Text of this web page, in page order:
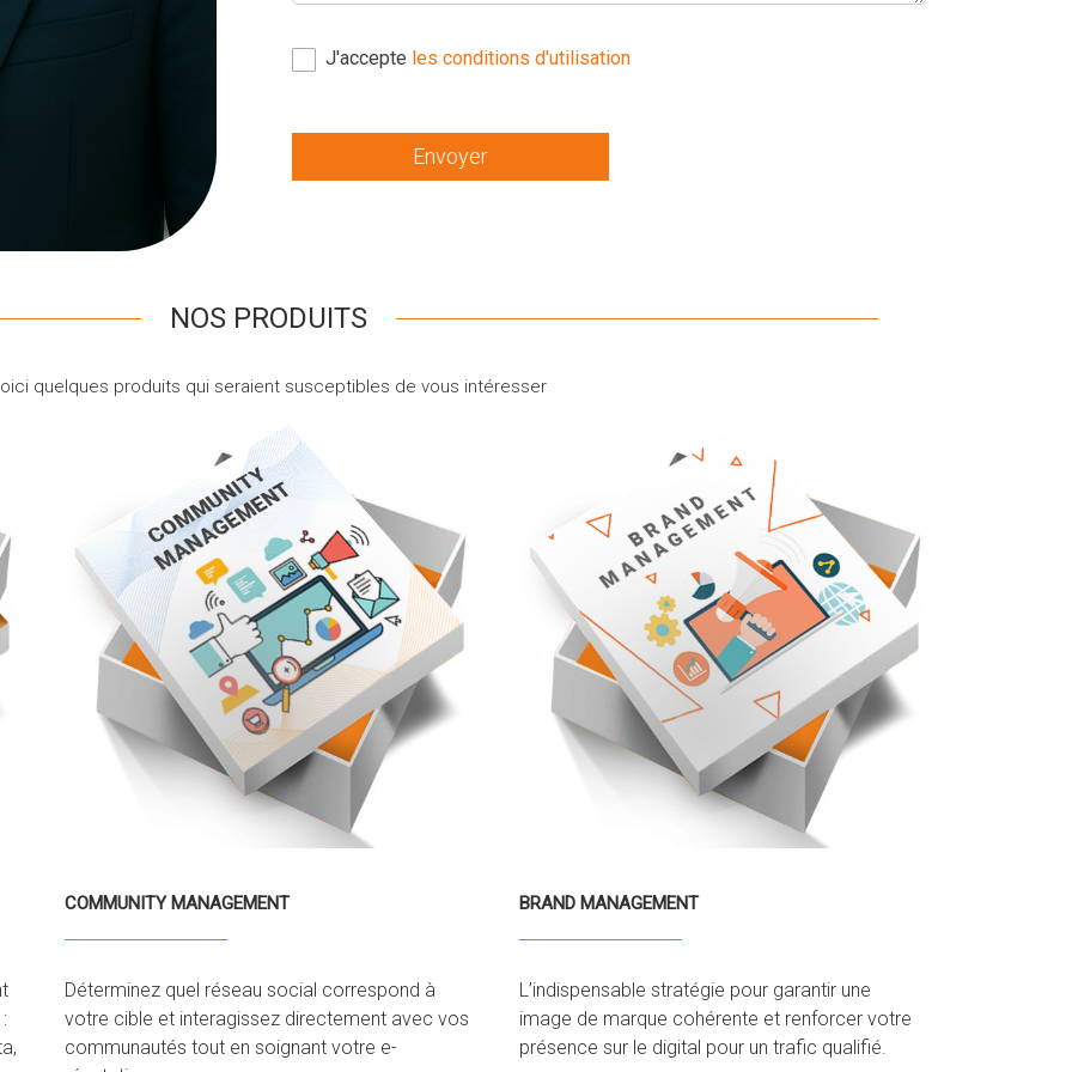
J'accepte les conditions d'utilisation
Envoyer
NOS PRODUITS
quelques produits qui seraient susceptibles de vous intéresser
COMMUNITY MANAGEMENT
Déterminez quel réseau social correspond à
votre cible et interagissez directement avec vos
communautés tout en soignant votre e-
BRAND MANAGEMENT
L’indispensable stratégie pour garantir une
image de marque cohérente et renforcer votre
présence sur le digital pour un trafic qualifié.